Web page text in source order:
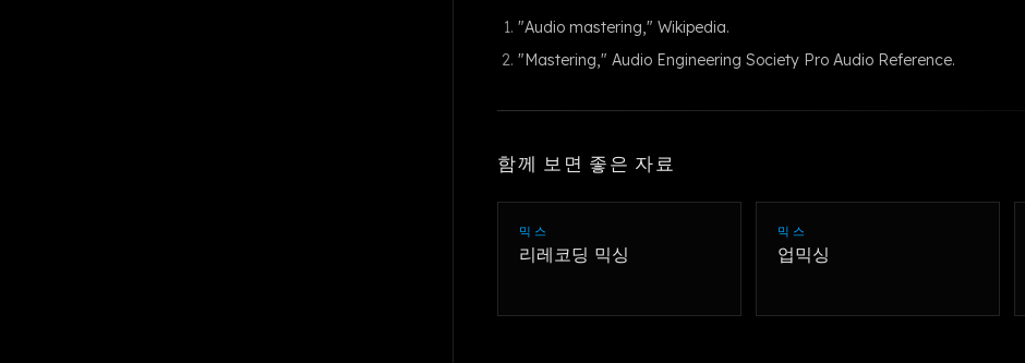
"Audio mastering," Wikipedia.
"Mastering," Audio Engineering Society Pro Audio Reference.
함께 보면 좋은 자료
믹스
리레코딩 믹싱
믹스
업믹싱